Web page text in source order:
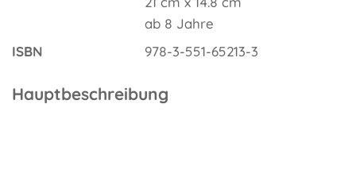
ab 8 Jahre
ISBN
978-3-551-65213-3
Hauptbeschreibung